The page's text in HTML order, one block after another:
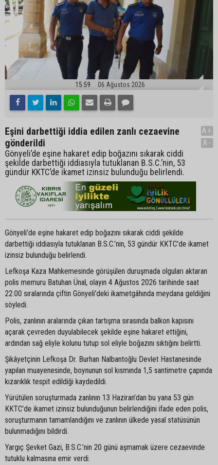
15:59 06 Ağustos 2026
Eşini darbettiği iddia edilen zanlı cezaevine
gönderildi
Gönyeli’de eşine hakaret edip boğazını sıkarak ciddi
şekilde darbettiği iddiasıyla tutuklanan B.S.C.’nin, 53
gündür KKTC’de ikamet izinsiz bulunduğu belirlendi.
A+
A-
Gönyeli’de eşine hakaret edip boğazını sıkarak ciddi şekilde
darbettiği iddiasıyla tutuklanan B.S.C.’nin, 53 gündür KKTC’de ikamet
izinsiz bulunduğu belirlendi.
Lefkoşa Kaza Mahkemesinde görüşülen duruşmada olguları aktaran
polis memuru Batuhan Ünal, olayın 4 Ağustos 2026 tarihinde saat
22.00 sıralarında çiftin Gönyeli’deki ikametgâhında meydana geldiğini
söyledi.
Polis, zanlının aralarında çıkan tartışma sırasında balkon kapısını
açarak çevreden duyulabilecek şekilde eşine hakaret ettiğini,
ardından sağ eliyle kolunu tutup sol eliyle boğazını sıktığını belirtti.
Şikâyetçinin Lefkoşa Dr. Burhan Nalbantoğlu Devlet Hastanesinde
yapılan muayenesinde, boynunun sol kısmında 1,5 santimetre çapında
kızarıklık tespit edildiği kaydedildi.
Yürütülen soruşturmada zanlının 13 Haziran’dan bu yana 53 gün
KKTC’de ikamet izinsiz bulunduğunun belirlendiğini ifade eden polis,
soruşturmanın tamamlandığını ve zanlının ülkede yasal statüsünün
bulunmadığını bildirdi.
Yargıç Şevket Gazi, B.S.C.’nin 20 günü aşmamak üzere cezaevinde
tutuklu kalmasına emir verdi.